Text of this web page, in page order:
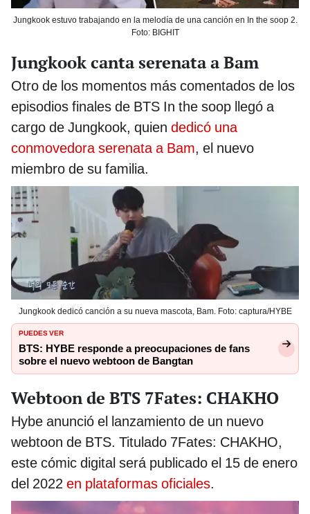
Jungkook estuvo trabajando en la melodía de una canción en In the soop 2.
Foto: BIGHIT
Jungkook canta serenata a Bam
Otro de los momentos más comentados de los
episodios finales de BTS In the soop llegó a
cargo de Jungkook, quien dedicó una
conmovedora serenata a Bam, el nuevo
miembro de su familia.
Jungkook dedicó canción a su nueva mascota, Bam. Foto: captura/HYBE
PUEDES VER
BTS: HYBE responde a preocupaciones de fans
sobre el nuevo webtoon de Bangtan
Webtoon de BTS 7Fates: CHAKHO
Hybe anunció el lanzamiento de un nuevo
webtoon de BTS. Titulado 7Fates: CHAKHO,
este cómic digital será publicado el 15 de enero
del 2022 en plataformas oficiales.